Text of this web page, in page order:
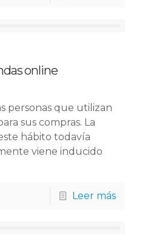
online
personas que utilizan
sus compras. La
hábito todavía
viene inducido
Leer más